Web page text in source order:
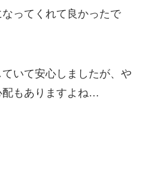
ってくれて良かったで
いて安心しましたが、や
配もありますよね…